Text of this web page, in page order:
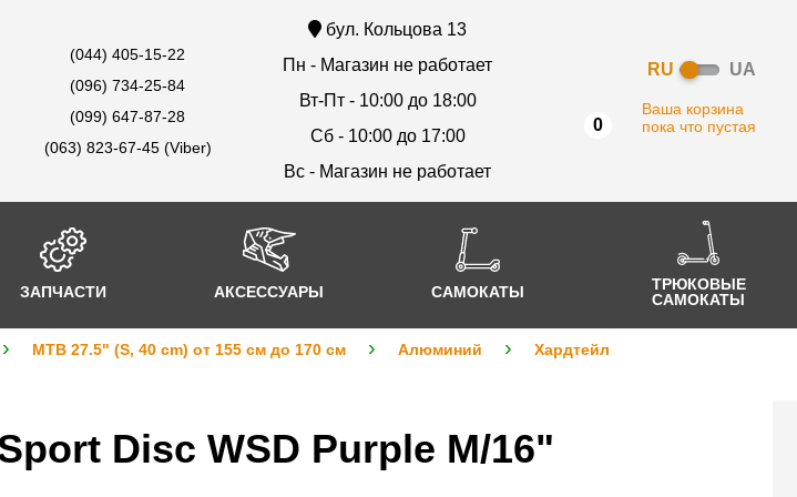
(044) 405-15-22
(096) 734-25-84
(099) 647-87-28
(063) 823-67-45 (Viber)
бул. Кольцова 13
Пн - Магазин не работает
Вт-Пт - 10:00 до 18:00
Сб - 10:00 до 17:00
Вс - Магазин не работает
RU UA
0
Ваша корзина
пока что пустая
ЗАПЧАСТИ АКСЕССУАРЫ САМОКАТЫ
ТРЮКОВЫЕ
САМОКАТЫ
MTB 27.5" (S, 40 cm) от 155 см до 170 см Алюминий
Хардтейл
Disc WSD Purple M/16"